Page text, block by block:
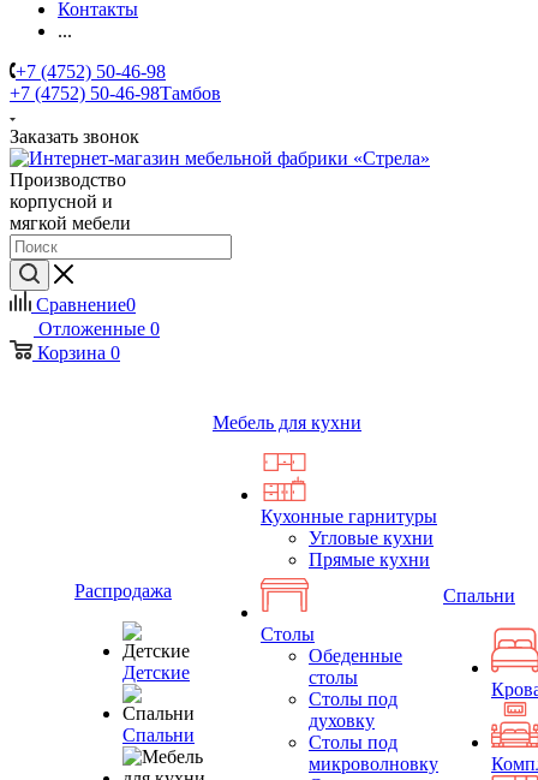
Контакты
...
+7 (4752) 50-46-98
+7 (4752) 50-46-98Тамбов
Заказать звонок
Производство
корпусной и
мягкой мебели
Сравнение0
Отложенные 0
Корзина 0
Распродажа
Детские
Спальни
Мебель для кухни
Кухонные гарнитуры
Угловые кухни
Прямые кухни
Столы
Обеденные
столы
Столы под
духовку
Столы под
микроволновку
Спальни